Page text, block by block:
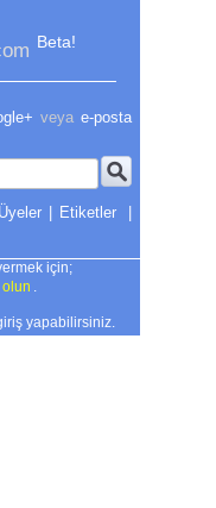
Beta!
veya e-posta
Üyeler | Etiketler
|
için;
yapabilirsiniz.